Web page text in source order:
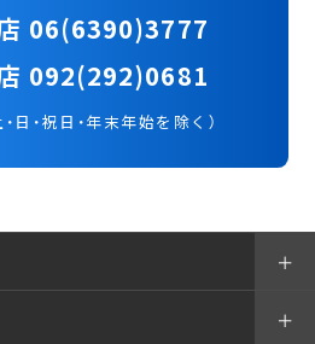
06(6390)3777
092(292)0681
日・祝日・年末年始を除く）
＋
＋